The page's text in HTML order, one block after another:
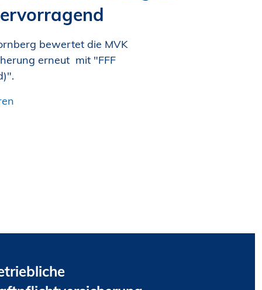
bewertet die MVK
erneut mit "FFF